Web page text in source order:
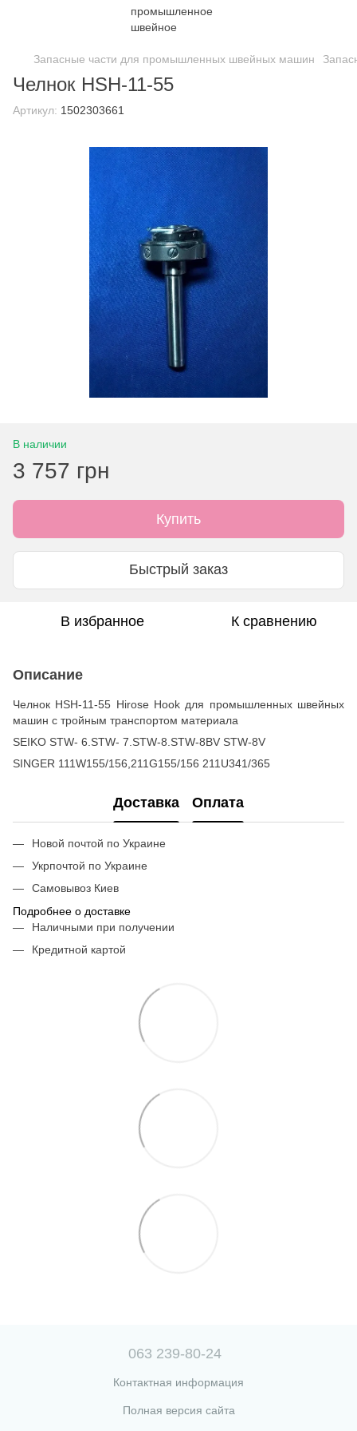
Запасные части для промышленных швейных машин
Челнок HSH-11-55
Артикул: 1502303661
В наличии
3 757 грн
Купить
Быстрый заказ
В избранное К сравнению
Описание
Челнок HSH-11-55 Hirose Hook для промышленных швейных
машин с тройным транспортом материала
SEIKO STW- 6.STW- 7.STW-8.STW-8BV STW-8V
SINGER 111W155/156,211G155/156 211U341/365
Доставка Оплата
Новой почтой по Украине
Укрпочтой по Украине
Самовывоз Киев
Подробнее о доставке
Наличными при получении
Кредитной картой
063 239-80-24
Контактная информация
Полная версия сайта